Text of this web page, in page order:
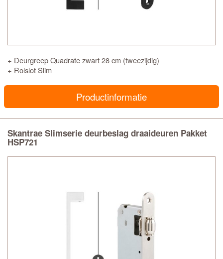
+ Deurgreep Quadrate zwart 28 cm (tweezijdig)
+ Rolslot Slim
Productinformatie
Skantrae Slimserie deurbeslag draaideuren Pakket
HSP721